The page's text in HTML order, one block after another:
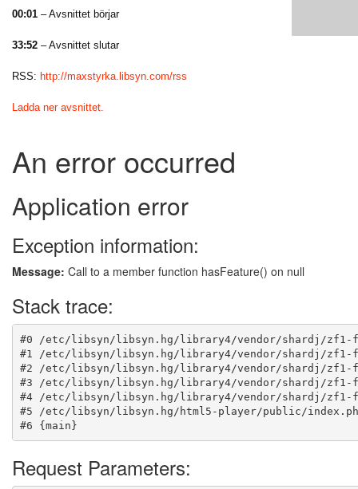
00:01 – Avsnittet börjar
33:52 – Avsnittet slutar
RSS: http://maxstyrka.libsyn.com/rss
Ladda ner avsnittet.